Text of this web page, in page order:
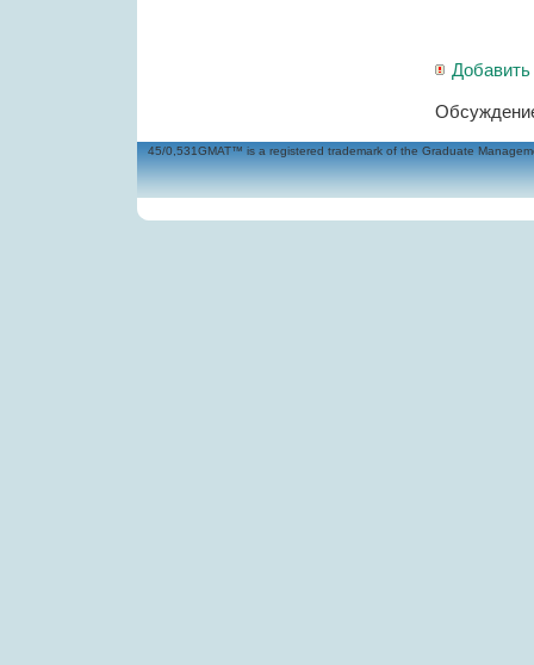
45/0,531GMAT™ is a registered trademark of the Graduate